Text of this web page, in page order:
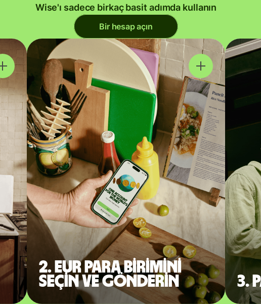
Wise'ı sadece birkaç basit adımda kullanın
Bir hesap açın
2. EUR para birimini
seçin ve gönderin
3.